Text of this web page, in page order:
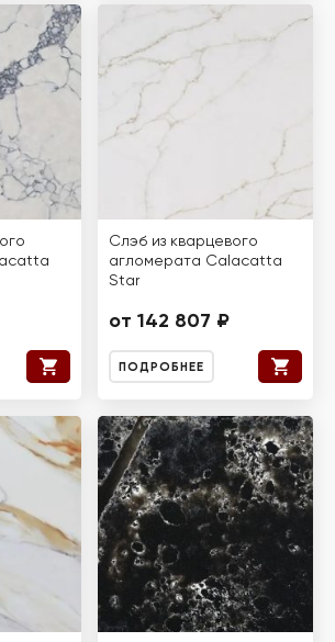
Слэб из кварцевого
агломерата Calacatta
Star
от 142 807 ₽
ПОДРОБНЕЕ